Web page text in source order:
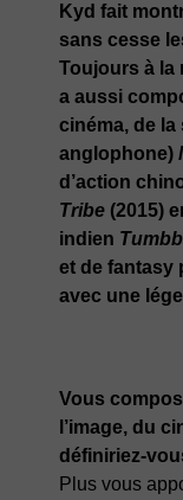
Kyd fait
sans cesse
Toujours à la
a aussi
cinéma, de la
anglophone)
d’action
Tribe (2015)
indien
et de fantasy
avec une
Vous
l’image, du
définiriez-
Plus vous